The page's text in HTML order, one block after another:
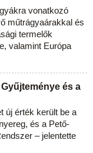
vonatkozó
műtrágyaárakkal és
termelők
valamint Európa
és a
új érték került be a
és a Pető-
– jelentette